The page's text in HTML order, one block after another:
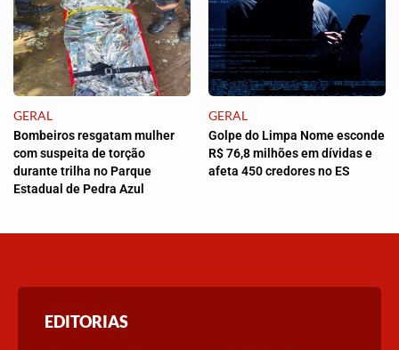
GERAL
Bombeiros resgatam mulher
com suspeita de torção
durante trilha no Parque
Estadual de Pedra Azul
GERAL
Golpe do Limpa Nome esconde
R$ 76,8 milhões em dívidas e
afeta 450 credores no ES
EDITORIAS